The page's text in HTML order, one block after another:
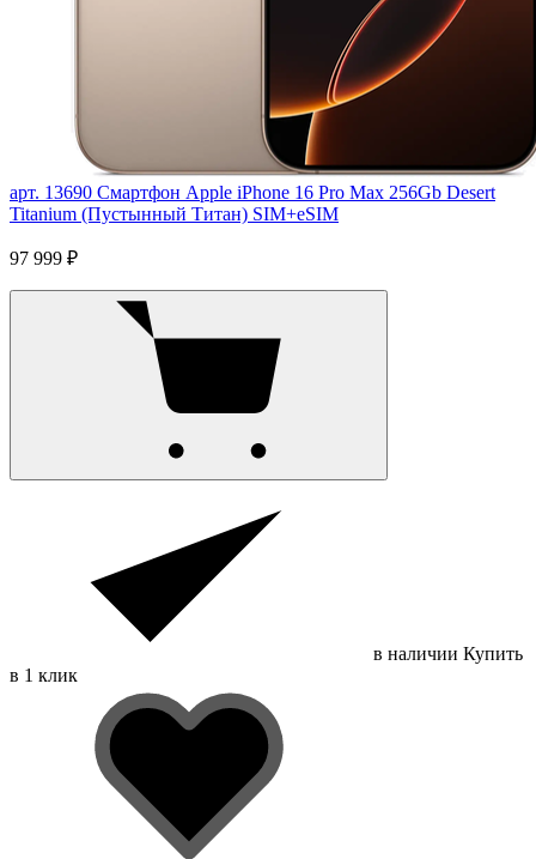
арт. 13690 Смартфон Apple iPhone 16 Pro Max 256Gb Desert
Titanium (Пустынный Титан) SIM+eSIM
97 999 ₽
в наличии Купить
в 1 клик